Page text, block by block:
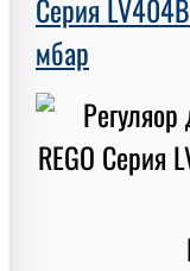
Серия
мбар